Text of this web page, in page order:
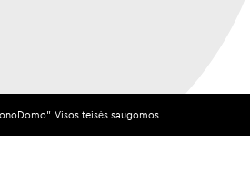
Visos teisės saugomos.